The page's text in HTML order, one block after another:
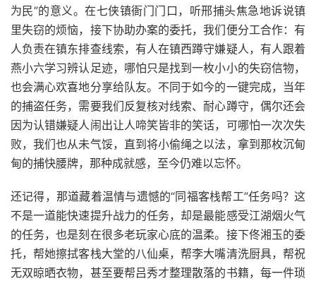
为民”的意义。在七侠镇衙门门口，听邢捕头焦急地诉说镇
里失窃的烦恼，接下协助办案的委托，我们便分工合作：有
人负责在镇东排查线索，有人在镇西蹲守嫌疑人，有人跟着
燕小六学习辨认足迹，哪怕只是找到一枚小小的失窃信物，
也会满心欢喜地分享给队友。不同于如今的一键完成，当年
的捕盗任务，需要我们反复核对线索、耐心蹲守，偶尔还会
因为认错嫌疑人闹出让人啼笑皆非的笑话，可哪怕一次次失
败，我们也从未气馁，直到将小偷绳之以法，拿到那枚沉甸
甸的捕快腰牌，那种成就感，至今仍难以忘怀。
还记得，那道藏着温情与遗憾的“同福客栈帮工”任务吗？这
不是一道能快速提升战力的任务，却是最能感受江湖烟火气
的任务，也是刻在很多老玩家心底的温柔。接下佟湘玉的委
托，帮她擦拭客栈大堂的八仙桌，帮李大嘴清洗厨具，帮祝
无双晾晒衣物，甚至要帮吕秀才整理散落的书籍，每一件琐